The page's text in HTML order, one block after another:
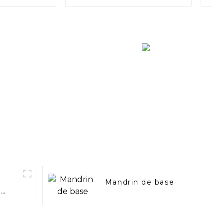
U Rail de guidage à une
Mandrin de base